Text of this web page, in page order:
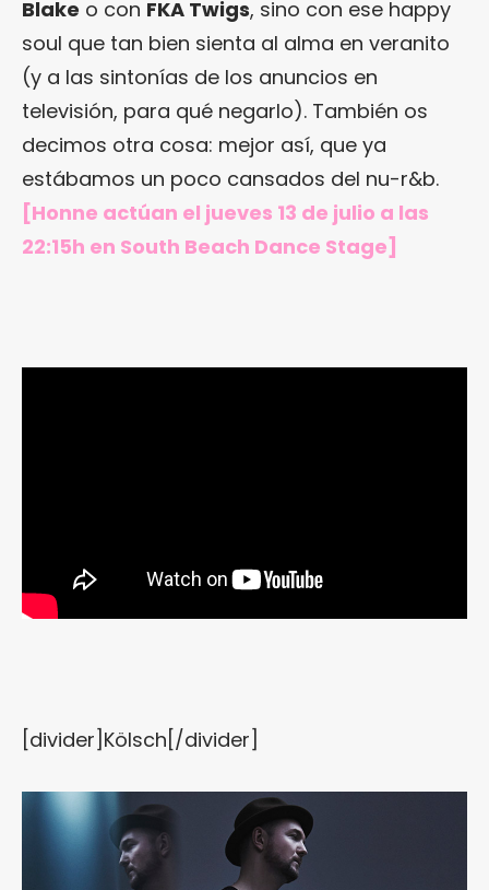
Blake o con FKA Twigs, sino con ese happy
soul que tan bien sienta al alma en veranito
(y a las sintonías de los anuncios en
televisión, para qué negarlo). También os
decimos otra cosa: mejor así, que ya
estábamos un poco cansados del nu-r&b.
[Honne actúan el jueves 13 de julio a las
22:15h en South Beach Dance Stage]
[divider]Kölsch[/divider]